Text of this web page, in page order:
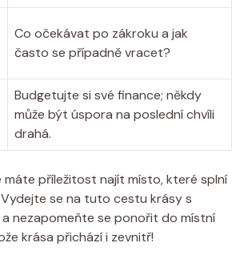
Co očekávat po zákroku a jak
často se případně vracet?
Budgetujte si své finance; někdy
může být úspora na poslední chvíli
drahá.
máte příležitost najít místo, které splní
se na tuto cestu krásy s
nezapomeňte se ponořit do místní
krása přichází i zevnitř!